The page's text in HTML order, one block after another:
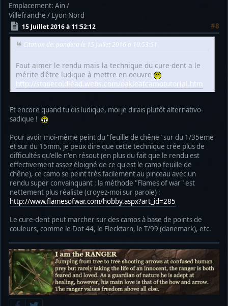
Emplacement: Ain /
Villefranche / Lyon Nord
15 Juillet 2016 à 11:52:12 #8
Citation de: pandera le 15 Juillet 2016 à 10:53:51
Faut aimer le rendu mais la technique du cure-dent a le
mérite d'être ludique à mettre en oeuvre
http://stonecoldlead.webs.com/oakleafcamotutorial.htm
Et encore quand tu dis ludique, moi je dirais plutôt alternativo-
sadique !
Pour avoir moi-même peint du "feuille de chêne" sur du 1/35eme
et sur du 15mm, je peux dire que cette technique crée plus de
difficultés qu'elle n'en résout (en plus du fait que le rendu est
effectivement assez éloigné de ce qu'est le camo feuille de
chêne), ce camo se peint très facilement au pinceau avec un
rendu super convainquant : la méthode "Flames of war" est
nettement plus réaliste (croyez-moi sur parole) :
http://www.flamesofwar.com/hobby.aspx?art_id=285
Le cure-dent peut marcher sur des camos à base de points de
couleurs, comme le Dot 44, le Flecktarn, le T/99 (danemark), etc.